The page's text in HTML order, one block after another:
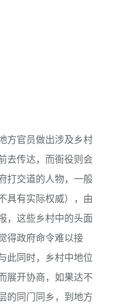
方官员做出涉及乡村
去传达，而衙役则会
打交道的人物，一般
具有实际权威），由
，这些乡村中的头面
得政府命令难以接
此同时，乡村中地位
展开协商，如果达不
的同门同乡，到地方